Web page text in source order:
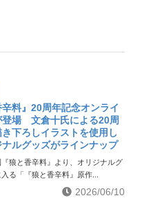
辛料』20周年記念オンライ
登場 文倉十氏による20周
下ろしイラストを使用し
ナルグッズがラインナップ
狼と香辛料』より、オリジナルグ
る「『狼と香辛料』原作...
2026/06/10